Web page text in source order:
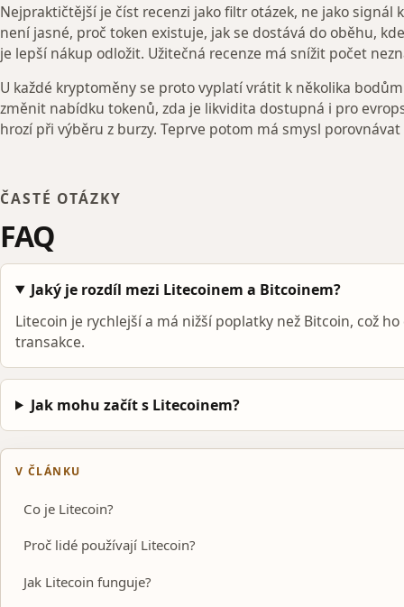
Nejpraktičtější je číst recenzi jako filtr otázek, ne jako signál
není jasné, proč token existuje, jak se dostává do oběhu,
je lepší nákup odložit. Užitečná recenze má snížit počet
U každé kryptoměny se proto vyplatí vrátit k několika
změnit nabídku tokenů, zda je likvidita dostupná i pro
hrozí při výběru z burzy. Teprve potom má smysl
ČASTÉ OTÁZKY
FAQ
Jaký je rozdíl mezi Litecoinem a Bitcoinem?
Litecoin je rychlejší a má nižší poplatky než Bitcoin, což
transakce.
Jak mohu začít s Litecoinem?
V ČLÁNKU
Co je Litecoin?
Proč lidé používají Litecoin?
Jak Litecoin funguje?